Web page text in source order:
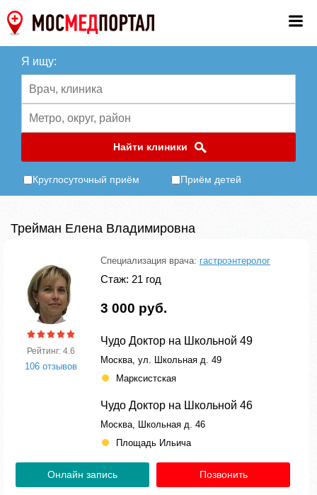
Я ищу:
Найти клиники
Круглосуточный приём Приём детей
Трейман Елена Владимировна
Рейтинг: 4.6
106 отзывов
Специализация врача: гастроэнтеролог
Стаж: 21 год
3 000 руб.
Чудо Доктор на Школьной 49
Москва, ул. Школьная д. 49
Марксистская
Чудо Доктор на Школьной 46
Москва, Школьная д. 46
Площадь Ильича
Онлайн запись Позвонить